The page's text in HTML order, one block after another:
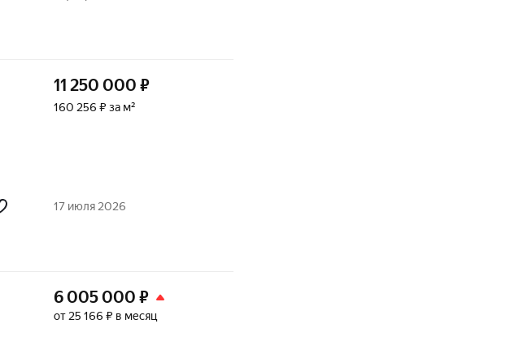
11 250 000 ₽
160 256 ₽ за м²
17 июля 2026
6 005 000 ₽
от 25 166 ₽ в месяц